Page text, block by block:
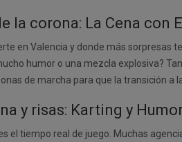
la corona: La Cena con
en Valencia y donde más sorpresas
humor o una mezcla explosiva?
de marcha para que la transición a
y risas: Karting y
el tiempo real de juego. Muchas